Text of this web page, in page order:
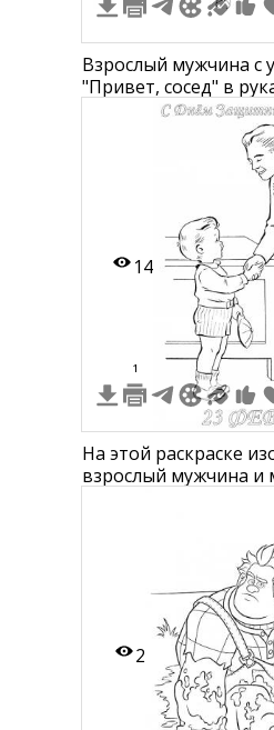
Взрослый мужчина с
"Привет, сосед" в
жилетке, стоящий в
14
1
На этой раскраске
взрослый мужчина и
мальчик,
руки. Взрослый
письмо в другой
плане видно стол.
Днём Защитника
дата "23 ФЕВРАЛЯ".
2